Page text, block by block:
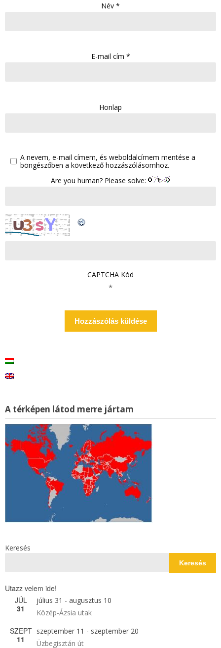
Név *
E-mail cím *
Honlap
A nevem, e-mail címem, és weboldalcímem mentése a
böngészőben a következő hozzászólásomhoz.
Are you human? Please solve:
CAPTCHA Kód
*
A térképen látod merre jártam
Keresés
Keresés
Utazz velem ide!
JÚL
31
július 31 - augusztus 10
Közép-Ázsia utak
SZEPT
11
szeptember 11 - szeptember 20
Üzbegisztán út